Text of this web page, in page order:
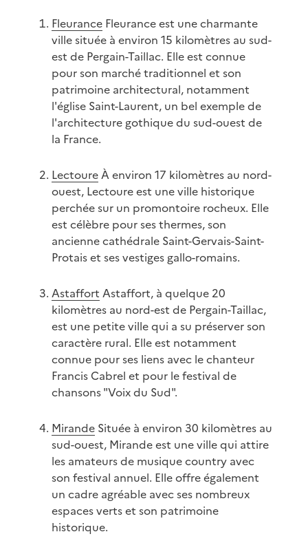
FleuranceFleurance est une charmante
ville située à environ 15 kilomètres au sud-
est de Pergain-Taillac. Elle est connue
pour son marché traditionnel et son
patrimoine architectural, notamment
l'église Saint-Laurent, un bel exemple de
l'architecture gothique du sud-ouest de
la France.
LectoureÀ environ 17 kilomètres au nord-
ouest, Lectoure est une ville historique
perchée sur un promontoire rocheux. Elle
est célèbre pour ses thermes, son
ancienne cathédrale Saint-Gervais-Saint-
Protais et ses vestiges gallo-romains.
Astaffort Astaffort, à quelque 20
kilomètres au nord-est de Pergain-Taillac,
est une petite ville qui a su préserver son
caractère rural. Elle est notamment
connue pour ses liens avec le chanteur
Francis Cabrel et pour le festival de
chansons "Voix du Sud".
MirandeSituée à environ 30 kilomètres au
sud-ouest, Mirande est une ville qui attire
les amateurs de musique country avec
son festival annuel. Elle offre également
un cadre agréable avec ses nombreux
espaces verts et son patrimoine
historique.